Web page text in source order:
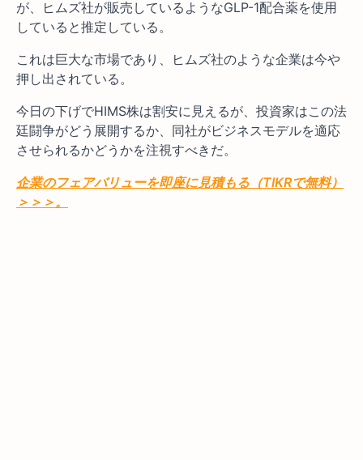
が、ヒムズ社が販売しているようなGLP-1配合薬を使用
していると推定している。
これは巨大な市場であり、ヒムズ社のような企業は今や
押し出されている。
今日の下げでHIMS株は割安に見えるが、投資家はこの法
廷闘争がどう展開するか、同社がビジネスモデルを適応
させられるかどうかを注視すべきだ。
企業のフェアバリューを即座に見積もる（TIKRで無料）
＞＞＞。